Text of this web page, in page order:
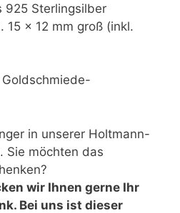
925 Sterlingsilber
15 x 12 mm groß (inkl.
in unserer Holtmann-
Sie möchten das
wir Ihnen gerne Ihr
Bei uns ist dieser